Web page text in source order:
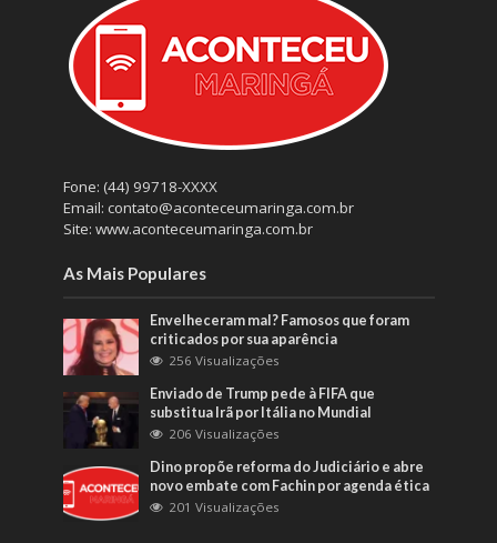
Fone: (44) 99718-XXXX
Email: contato@aconteceumaringa.com.br
Site: www.aconteceumaringa.com.br
As Mais Populares
Envelheceram mal? Famosos que foram
criticados por sua aparência
256 Visualizações
Enviado de Trump pede à FIFA que
substitua Irã por Itália no Mundial
206 Visualizações
Dino propõe reforma do Judiciário e abre
novo embate com Fachin por agenda ética
201 Visualizações